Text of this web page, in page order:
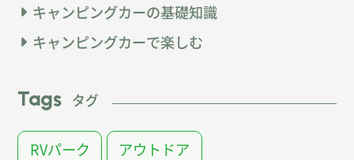
キャンピングカーの基礎知識
キャンピングカーで楽しむ
Tags タグ
RVパーク アウトドア